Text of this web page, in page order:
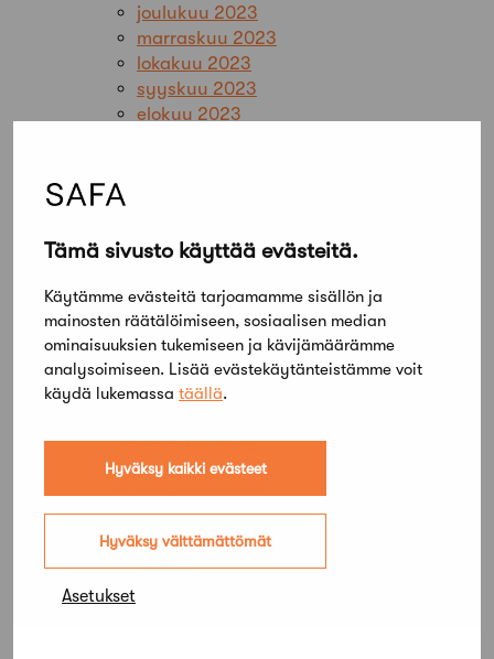
Tämä sivusto käyttää evästeitä.
Käytämme evästeitä tarjoamamme sisällön ja
mainosten räätälöimiseen, sosiaalisen median
ominaisuuksien tukemiseen ja kävijämäärämme
analysoimiseen. Lisää evästekäytänteistämme voit
käydä lukemassa täällä.
Hyväksy kaikki evästeet
Hyväksy välttämättömät
Asetukset
joulukuu 2023
marraskuu 2023
lokakuu 2023
syyskuu 2023
elokuu 2023
helmikuu 2023
tammikuu 2023
joulukuu 2022
marraskuu 2022
lokakuu 2022
syyskuu 2022
elokuu 2022
kesäkuu 2022
toukokuu 2022
huhtikuu 2022
maaliskuu 2022
helmikuu 2022
tammikuu 2022